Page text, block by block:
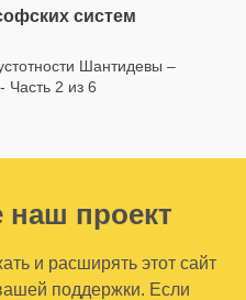
систем
Шантидевы –
Часть 2 из 6
проект
и расширять этот сайт
поддержки. Если